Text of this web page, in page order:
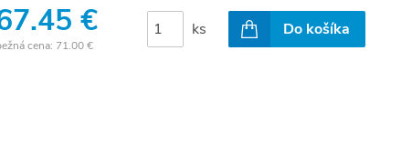
€
cena: 71.00 €
ks Do košíka